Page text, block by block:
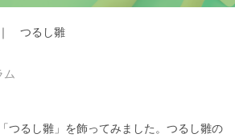
つるし雛
ム
つるし雛」を飾ってみました。つるし雛の